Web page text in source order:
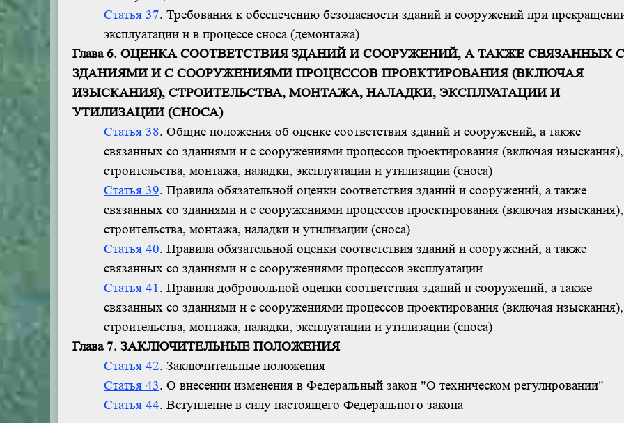
Статья 37. Требования к обеспечению безопасности зданий и сооружений при
эксплуатации и в процессе сноса (демонтажа)
Глава 6. ОЦЕНКА СООТВЕТСТВИЯ ЗДАНИЙ И СООРУЖЕНИЙ, А ТАКЖЕ СВЯЗАННЫХ
ЗДАНИЯМИ И С СООРУЖЕНИЯМИ ПРОЦЕССОВ ПРОЕКТИРОВАНИЯ (ВКЛЮЧАЯ
ИЗЫСКАНИЯ), СТРОИТЕЛЬСТВА, МОНТАЖА, НАЛАДКИ, ЭКСПЛУАТАЦИИ И
УТИЛИЗАЦИИ (СНОСА)
Статья 38. Общие положения об оценке соответствия зданий и сооружений, а также
связанных со зданиями и с сооружениями процессов проектирования (включая изыскания),
строительства, монтажа, наладки, эксплуатации и утилизации (сноса)
Статья 39. Правила обязательной оценки соответствия зданий и сооружений, а также
связанных со зданиями и с сооружениями процессов проектирования (включая изыскания),
строительства, монтажа, наладки и утилизации (сноса)
Статья 40. Правила обязательной оценки соответствия зданий и сооружений, а также
связанных со зданиями и с сооружениями процессов эксплуатации
Статья 41. Правила добровольной оценки соответствия зданий и сооружений, а также
связанных со зданиями и с сооружениями процессов проектирования (включая изыскания),
строительства, монтажа, наладки, эксплуатации и утилизации (сноса)
Глава 7. ЗАКЛЮЧИТЕЛЬНЫЕ ПОЛОЖЕНИЯ
Статья 42. Заключительные положения
Статья 43. О внесении изменения в Федеральный закон "О техническом регулировании"
Статья 44. Вступление в силу настоящего Федерального закона